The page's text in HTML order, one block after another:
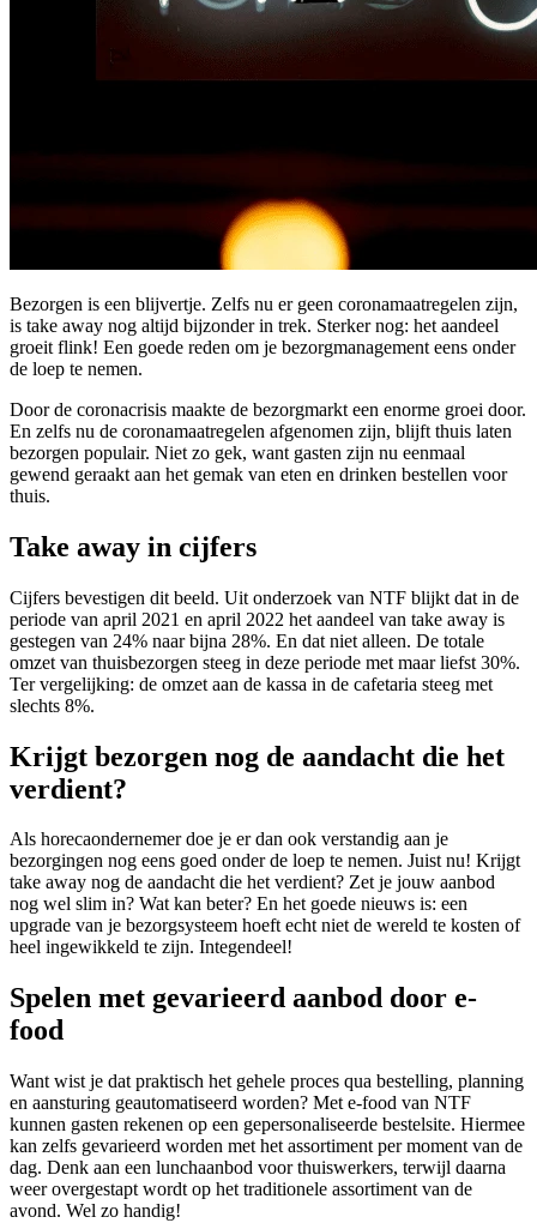
Bezorgen is een blijvertje. Zelfs nu er geen coronamaatregelen zijn,
is take away nog altijd bijzonder in trek. Sterker nog: het aandeel
groeit flink! Een goede reden om je bezorgmanagement eens onder
de loep te nemen.
Door de coronacrisis maakte de bezorgmarkt een enorme groei door.
En zelfs nu de coronamaatregelen afgenomen zijn, blijft thuis laten
bezorgen populair. Niet zo gek, want gasten zijn nu eenmaal
gewend geraakt aan het gemak van eten en drinken bestellen voor
thuis.
Take away in cijfers
Cijfers bevestigen dit beeld. Uit onderzoek van NTF blijkt dat in de
periode van april 2021 en april 2022 het aandeel van take away is
gestegen van 24% naar bijna 28%. En dat niet alleen. De totale
omzet van thuisbezorgen steeg in deze periode met maar liefst 30%.
Ter vergelijking: de omzet aan de kassa in de cafetaria steeg met
slechts 8%.
Krijgt bezorgen nog de aandacht die het
verdient?
Als horecaondernemer doe je er dan ook verstandig aan je
bezorgingen nog eens goed onder de loep te nemen. Juist nu! Krijgt
take away nog de aandacht die het verdient? Zet je jouw aanbod
nog wel slim in? Wat kan beter? En het goede nieuws is: een
upgrade van je bezorgsysteem hoeft echt niet de wereld te kosten of
heel ingewikkeld te zijn. Integendeel!
Spelen met gevarieerd aanbod door e-
food
Want wist je dat praktisch het gehele proces qua bestelling, planning
en aansturing geautomatiseerd worden? Met e-food van NTF
kunnen gasten rekenen op een gepersonaliseerde bestelsite. Hiermee
kan zelfs gevarieerd worden met het assortiment per moment van de
dag. Denk aan een lunchaanbod voor thuiswerkers, terwijl daarna
weer overgestapt wordt op het traditionele assortiment van de
avond. Wel zo handig!